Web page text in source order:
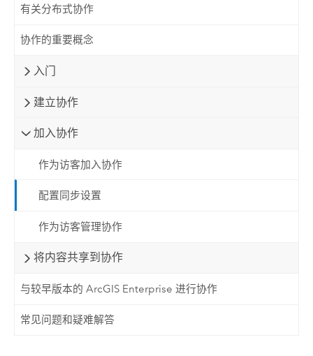
有关分布式协作
协作的重要概念
入门
建立协作
加入协作
作为访客加入协作
配置同步设置
作为访客管理协作
将内容共享到协作
与较早版本的 ArcGIS Enterprise 进行协作
常见问题和疑难解答